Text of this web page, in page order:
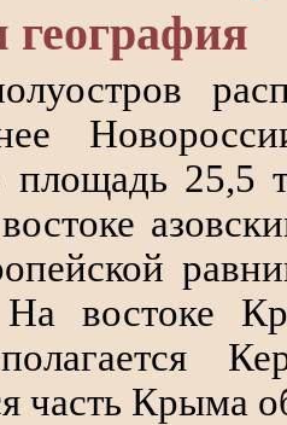
площадь 25,5
На востоке
часть Крыма